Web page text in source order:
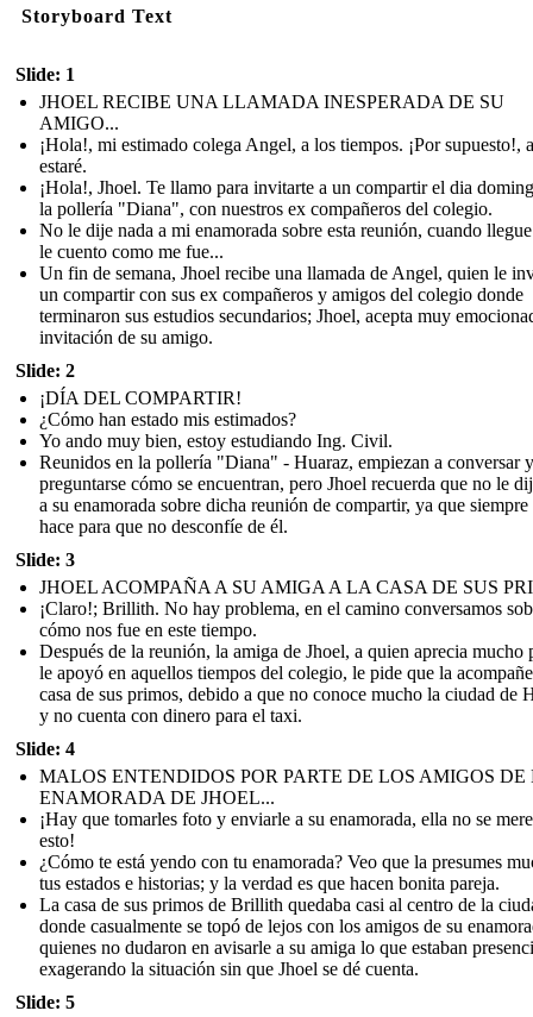
Storyboard Text
Slide: 1
JHOEL RECIBE UNA LLAMADA INESPERADA DE SU
AMIGO...
¡Hola!, mi estimado colega Angel, a los tiempos. ¡Por supuesto!,
estaré.
¡Hola!, Jhoel. Te llamo para invitarte a un compartir el dia
la pollería "Diana", con nuestros ex compañeros del colegio.
No le dije nada a mi enamorada sobre esta reunión, cuando llegue
le cuento como me fue...
Un fin de semana, Jhoel recibe una llamada de Angel, quien le
un compartir con sus ex compañeros y amigos del colegio donde
terminaron sus estudios secundarios; Jhoel, acepta muy
invitación de su amigo.
Slide: 2
¡DÍA DEL COMPARTIR!
¿Cómo han estado mis estimados?
Yo ando muy bien, estoy estudiando Ing. Civil.
Reunidos en la pollería "Diana" - Huaraz, empiezan a conversar
preguntarse cómo se encuentran, pero Jhoel recuerda que no le
a su enamorada sobre dicha reunión de compartir, ya que
hace para que no desconfíe de él.
Slide: 3
JHOEL ACOMPAÑA A SU AMIGA A LA CASA DE SUS
¡Claro!; Brillith. No hay problema, en el camino conversamos
cómo nos fue en este tiempo.
Después de la reunión, la amiga de Jhoel, a quien aprecia mucho
le apoyó en aquellos tiempos del colegio, le pide que la
casa de sus primos, debido a que no conoce mucho la ciudad de
y no cuenta con dinero para el taxi.
Slide: 4
MALOS ENTENDIDOS POR PARTE DE LOS AMIGOS DE
ENAMORADA DE JHOEL...
¡Hay que tomarles foto y enviarle a su enamorada, ella no se
esto!
¿Cómo te está yendo con tu enamorada? Veo que la presumes
tus estados e historias; y la verdad es que hacen bonita pareja.
La casa de sus primos de Brillith quedaba casi al centro de la
donde casualmente se topó de lejos con los amigos de su
quienes no dudaron en avisarle a su amiga lo que estaban
exagerando la situación sin que Jhoel se dé cuenta.
Slide: 5